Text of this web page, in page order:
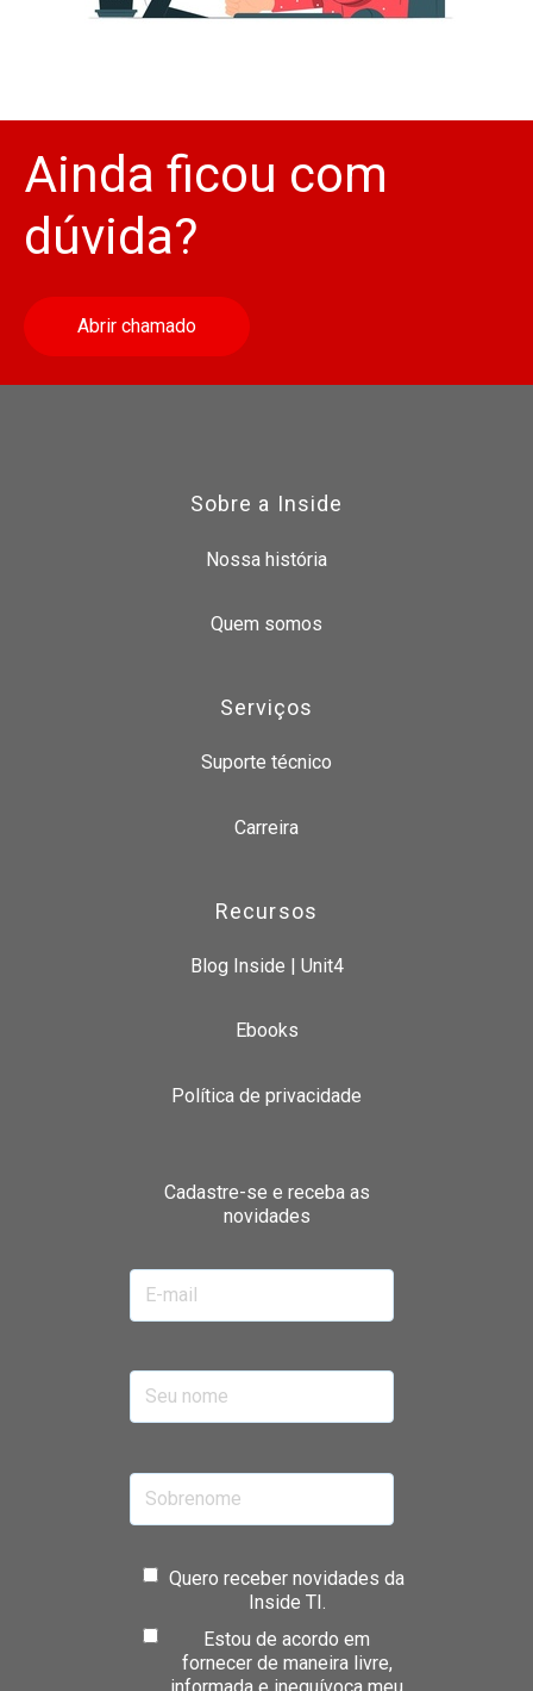
Ainda ficou com
dúvida?
Abrir chamado
Sobre a Inside
Nossa história
Quem somos
Serviços
Suporte técnico
Carreira
Recursos
Blog Inside | Unit4
Ebooks
Política de privacidade
Cadastre-se e receba as
novidades
Quero receber novidades da
Inside TI.
Estou de acordo em
fornecer de maneira livre,